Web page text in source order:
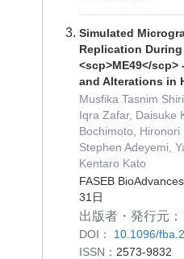
Simulated
Replication
<scp>ME49</scp> ‐
and Alterations in
Musfika Tasnim
Iqra Zafar, Daisuke
Bochimoto, Hironori
Stephen Adeyemi,
Kentaro Kato
FASEB
31日
出版者・発行元：
DOI：
10.1096/
ISSN： 2573-9832